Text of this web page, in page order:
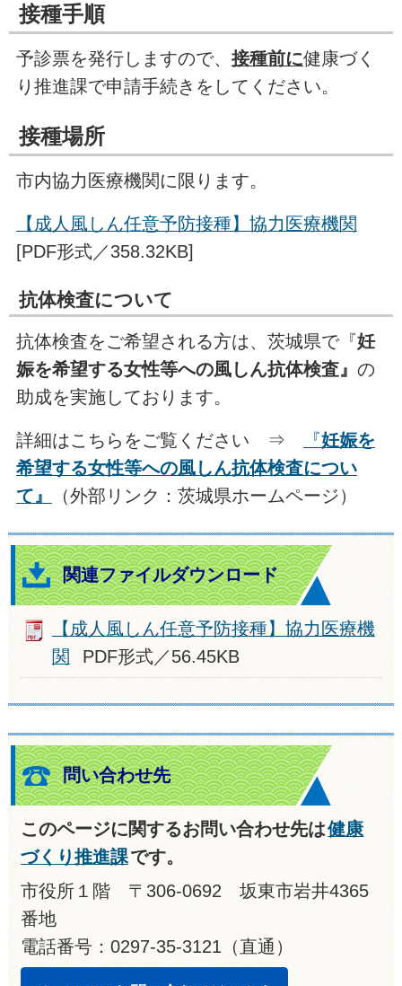
接種手順
予診票を発行しますので、 接種前に健康づく
り推進課で申請手続きをしてください。
接種場所
市内協力医療機関に限ります。
【成人風しん任意予防接種】協力医療機関
[PDF形式／358.32KB]
抗体検査について
抗体検査をご希望される方は、茨城県で『妊
娠を希望する女性等への風しん抗体検査』 の
助成を実施しております。
詳細はこちらをご覧ください ⇒ 『妊娠を
希望する女性等への風しん抗体検査につい
て』
（外部リンク：茨城県ホームページ）
関連ファイルダウンロード
【成人風しん任意予防接種】協力医療機
関
PDF形式／56.45KB
問い合わせ先
このページに関するお問い合わせ先は健康
づくり推進課です。
市役所１階 〒306-0692 坂東市岩井4365
番地
電話番号：0297-35-3121（直通）